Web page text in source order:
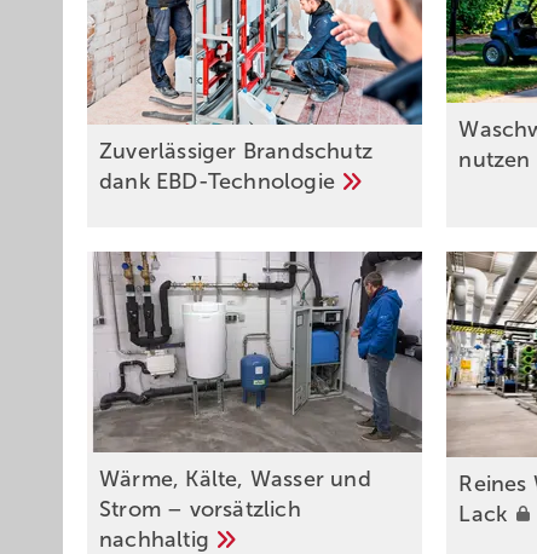
Zuverlässiger Brandschutz
dank EBD-Technologie
nutzen
Wärme, Kälte, Wasser und
Strom – vorsätzlich
nachhaltig
Lack